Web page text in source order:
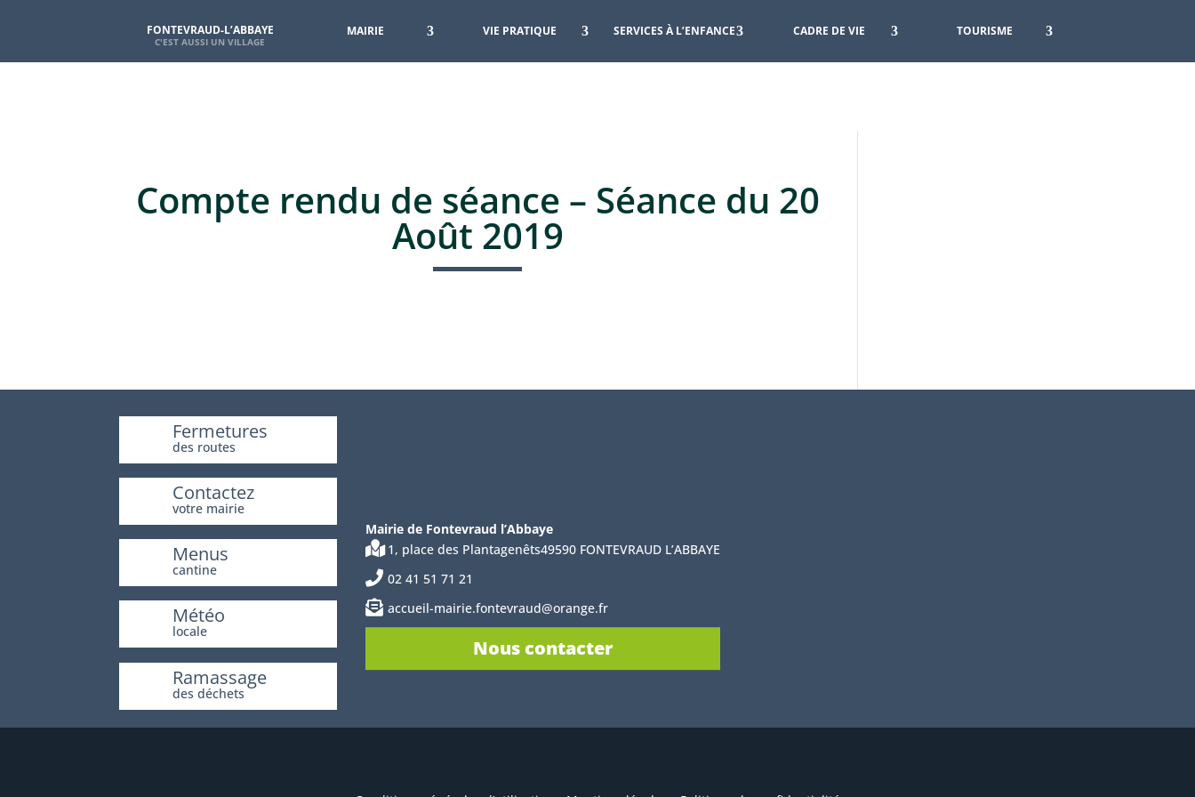
FONTEVRAUD-L’ABBAYE MAIRIE VIE PRATIQUE SERVICES À L’ENFANCE CADRE DE VIE TOURISME
Compte rendu de séance – Séance du 20
Août 2019
Fermetures
des routes
Contactez
votre mairie
Menus
cantine
Météo
locale
Ramassage
des déchets
Mairie de Fontevraud l’Abbaye
1, place des Plantagenêts49590 FONTEVRAUD L’ABBAYE
02 41 51 71 21
accueil-mairie.fontevraud@orange.fr
Nous contacter